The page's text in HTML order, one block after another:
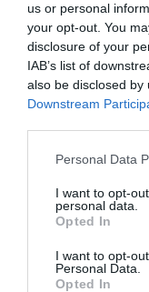
us or personal
your opt-out. You
disclosure of your
IAB’s list of
also be disclosed
Downstream
Personal Data
I want to opt-
personal data.
Opted In
I want to opt-
Personal Data.
Opted In
Guardar o meu
para a próxima